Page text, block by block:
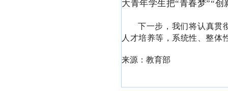
大青年学生把“青春梦”“
下一步，我们将认真贯
人才培养等，系统性、整体
来源：教育部